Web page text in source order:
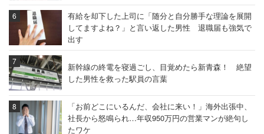
有給を却下した上司に「随分と自分勝手な理論を展開
してますよね？」と言い返した男性 退職届も強気で
出す
新幹線の終電を寝過ごし、目覚めたら新青森！ 絶望
した男性を救った駅員の言葉
「お前どこにいるんだ、会社に来い！」海外出張中、
社長から怒鳴られ…年収950万円の営業マンが絶句し
たワケ